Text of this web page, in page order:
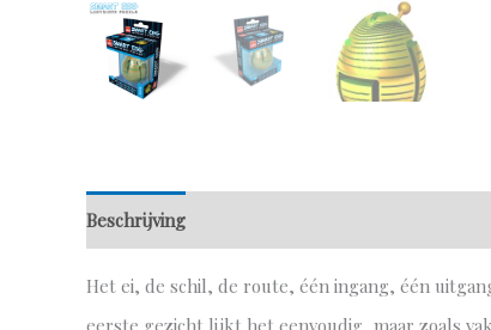
Beschrijving
Het ei, de schil, de route, één ingang, één